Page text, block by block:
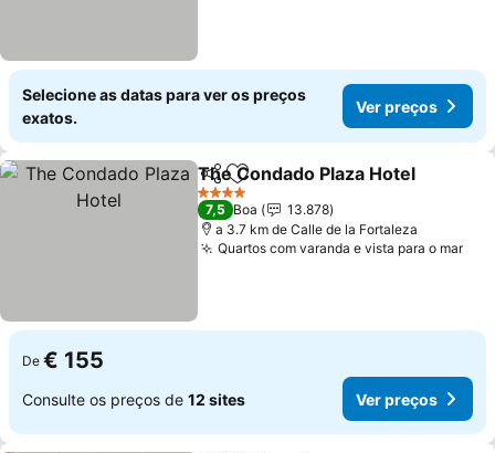
Selecione as datas para ver os preços
exatos.
Ver preços
PartilharAdicionar aos favoritos
The Condado Plaza Hotel
4 Estrelas
7,5 Boa
13.878
a 3.7 km de Calle de la Fortaleza
Quartos com varanda e vista para o mar
De € 155
Consulte os preços de 12 sites Ver preços